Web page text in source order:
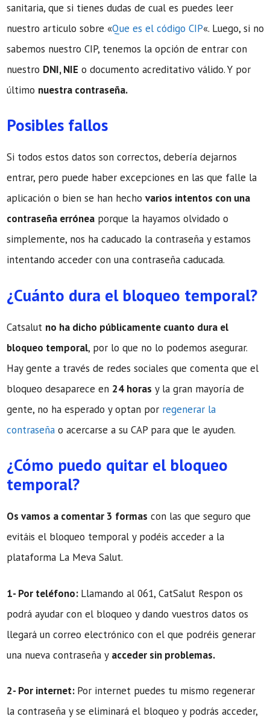
sanitaria, que si tienes dudas de cual es puedes leer
nuestro articulo sobre «Que es el código CIP«. Luego, si no
sabemos nuestro CIP, tenemos la opción de entrar con
nuestro DNI, NIE o documento acreditativo válido. Y por
último nuestra contraseña.
Posibles fallos
Si todos estos datos son correctos, debería dejarnos
entrar, pero puede haber excepciones en las que falle la
aplicación o bien se han hecho varios intentos con una
contraseña errónea porque la hayamos olvidado o
simplemente, nos ha caducado la contraseña y estamos
intentando acceder con una contraseña caducada.
¿Cuánto dura el bloqueo temporal?
Catsalut no ha dicho públicamente cuanto dura el
bloqueo temporal, por lo que no lo podemos asegurar.
Hay gente a través de redes sociales que comenta que el
bloqueo desaparece en 24 horas y la gran mayoría de
gente, no ha esperado y optan por regenerar la
contraseña o acercarse a su CAP para que le ayuden.
¿Cómo puedo quitar el bloqueo
temporal?
Os vamos a comentar 3 formas con las que seguro que
evitáis el bloqueo temporal y podéis acceder a la
plataforma La Meva Salut.
1- Por teléfono: Llamando al 061, CatSalut Respon os
podrá ayudar con el bloqueo y dando vuestros datos os
llegará un correo electrónico con el que podréis generar
una nueva contraseña y acceder sin problemas.
2- Por internet: Por internet puedes tu mismo regenerar
la contraseña y se eliminará el bloqueo y podrás acceder,